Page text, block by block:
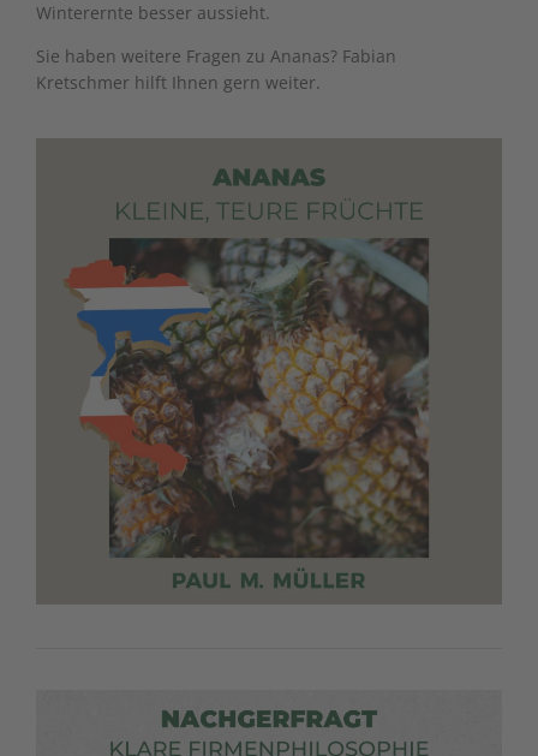
Winterernte besser aussieht.
Sie haben weitere Fragen zu Ananas? Fabian
Kretschmer hilft Ihnen gern weiter.